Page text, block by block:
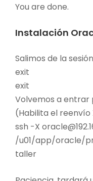
You are done.
Instalación
Salimos de la
exit
exit
Volvemos a entrar
(Habilita el reenvío
ssh -X
/u01/app/oracle/
taller